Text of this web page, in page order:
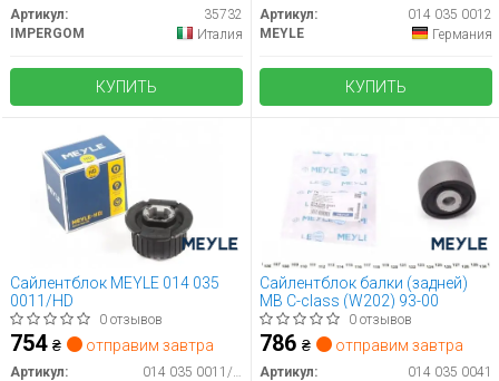
Артикул:
35732
IMPERGOM
Италия
КУПИТЬ
Артикул:
014 035 0012
MEYLE
Германия
КУПИТЬ
Сайлентблок MEYLE 014 035
0011/HD
0 отзывов
754 ₴ отправим завтра
Артикул:
Сайлентблок балки (задней)
MB C-class (W202) 93-00
0 отзывов
786 ₴ отправим завтра
Артикул:
014 035 0041